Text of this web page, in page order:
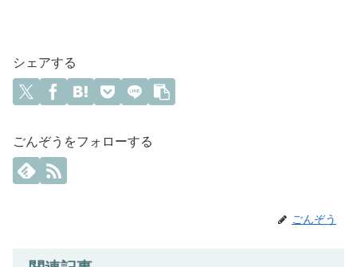
シェアする
ごんぞうをフォローする
ごんぞう